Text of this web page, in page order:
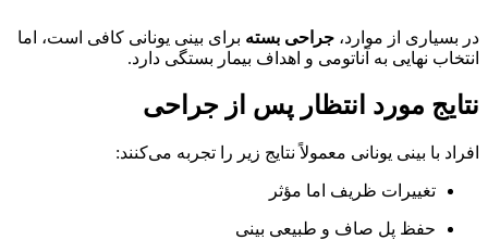
در بسیاری از موارد، جراحی بسته برای بینی یونانی کافی است، اما
انتخاب نهایی به آناتومی و اهداف بیمار بستگی دارد.
نتایج مورد انتظار پس از جراحی
افراد با بینی یونانی معمولاً نتایج زیر را تجربه می‌کنند:
تغییرات ظریف اما مؤثر
حفظ پل صاف و طبیعی بینی